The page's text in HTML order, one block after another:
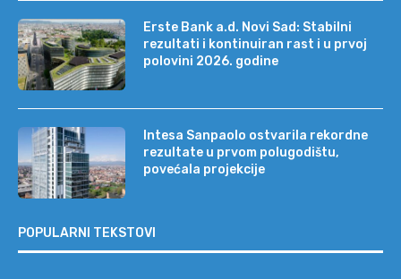
Erste Bank a.d. Novi Sad: Stabilni
rezultati i kontinuiran rast i u prvoj
polovini 2026. godine
Intesa Sanpaolo ostvarila rekordne
rezultate u prvom polugodištu,
povećala projekcije
POPULARNI TEKSTOVI